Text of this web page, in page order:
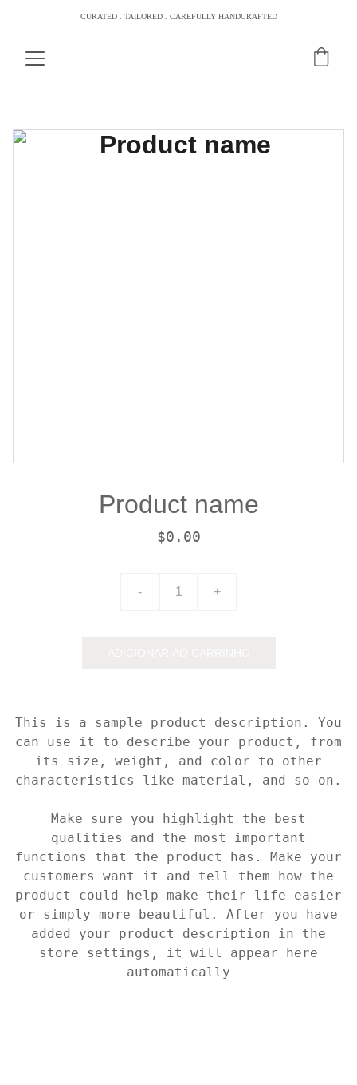
CURATED . TAILORED . CAREFULLY HANDCRAFTED
Product name
$0.00
- +
This is a sample product description. You
can use it to describe your product, from
its size, weight, and color to other
characteristics like material, and so on.
Make sure you highlight the best
qualities and the most important
functions that the product has. Make your
customers want it and tell them how the
product could help make their life easier
or simply more beautiful. After you have
added your product description in the
store settings, it will appear here
automatically